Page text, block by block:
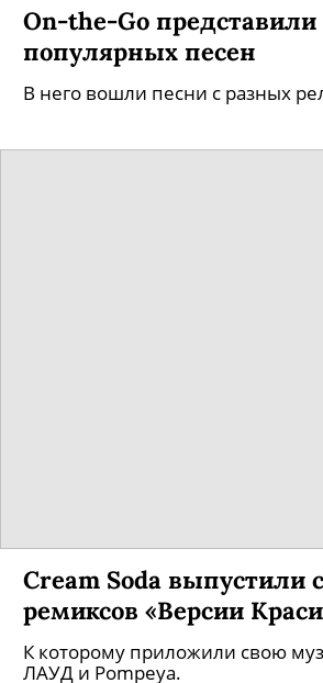
On-the-Go
популярных песен
В него вошли песни с разных
Cream Soda выпустили
ремиксов «Версии
К которому приложили свою
ЛАУД и Pompeya.